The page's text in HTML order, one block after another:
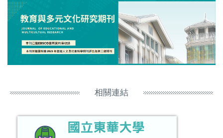
跳
到
相關連結